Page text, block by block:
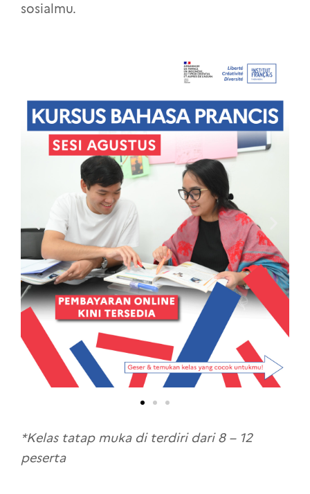
sosialmu.
*Kelas tatap muka di terdiri dari 8 – 12
peserta